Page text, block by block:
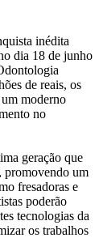
inédita
dia 18 de junho
de reais, os
um moderno
no
geração que
promovendo um
fresadoras e
poderão
tecnologias da
os trabalhos